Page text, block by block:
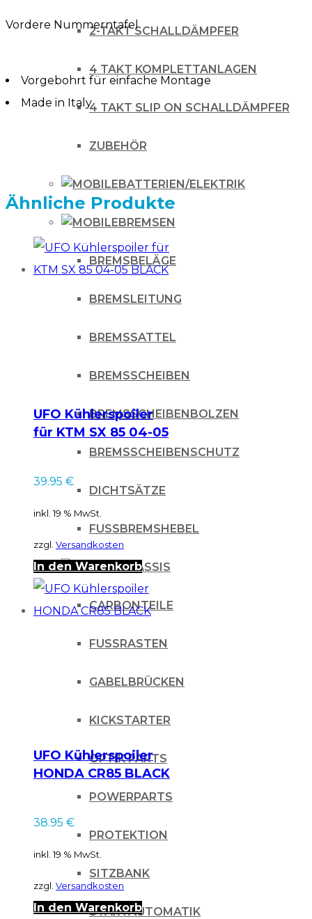
2-TAKT SCHALLDÄMPFER
4 TAKT KOMPLETTANLAGEN
4 TAKT SLIP ON SCHALLDÄMPFER
ZUBEHÖR
BATTERIEN/ELEKTRIK
BREMSEN
BREMSBELÄGE
BREMSLEITUNG
BREMSSATTEL
BREMSSCHEIBEN
BREMSSCHEIBENBOLZEN
BREMSSCHEIBENSCHUTZ
DICHTSÄTZE
FUSSBREMSHEBEL
CHASSIS
CARBONTEILE
FUSSRASTEN
GABELBRÜCKEN
KICKSTARTER
OPTIK PARTS
POWERPARTS
PROTEKTION
SITZBANK
STARTAUTOMATIK
CRF250/450
Vordere Nummerntafel
Vorgebohrt für einfache Montage
Made in Italy
Ähnliche Produkte
UFO Kühlerspoiler
für KTM SX 85 04-05
BLACK
39.95 €
inkl. 19 % MwSt.
zzgl. Versandkosten
In den Warenkorb
UFO Kühlerspoiler
HONDA CR85 BLACK
38.95 €
inkl. 19 % MwSt.
zzgl. Versandkosten
In den Warenkorb